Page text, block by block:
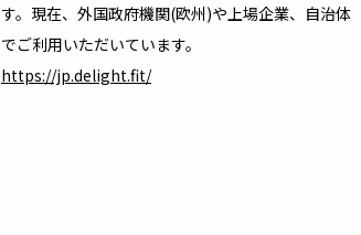
す。現在、外国政府機関(欧州)や上場企業、自治体
でご利用いただいています。
https://jp.delight.fit/